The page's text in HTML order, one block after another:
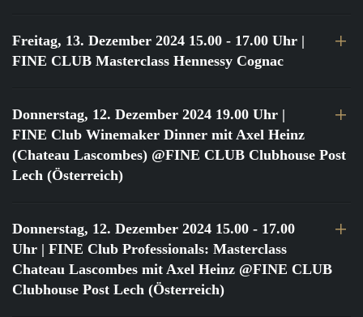
Freitag, 13. Dezember 2024 15.00 - 17.00 Uhr |
FINE CLUB Masterclass Hennessy Cognac
Donnerstag, 12. Dezember 2024 19.00 Uhr |
FINE Club Winemaker Dinner mit Axel Heinz
(Chateau Lascombes) @FINE CLUB Clubhouse Post
Lech (Österreich)
Donnerstag, 12. Dezember 2024 15.00 - 17.00
Uhr | FINE Club Professionals: Masterclass
Chateau Lascombes mit Axel Heinz @FINE CLUB
Clubhouse Post Lech (Österreich)